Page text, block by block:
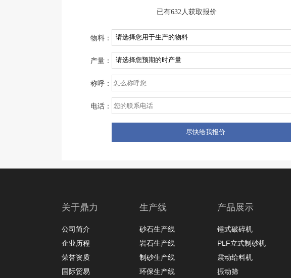
已有632人获取报价
物料：
产量：
称呼：
电话：
关于鼎力
公司简介
企业历程
荣誉资质
国际贸易
生产线
砂石生产线
岩石生产线
制砂生产线
环保生产线
产品展示
锤式破碎机
PLF立式制砂机
震动给料机
振动筛